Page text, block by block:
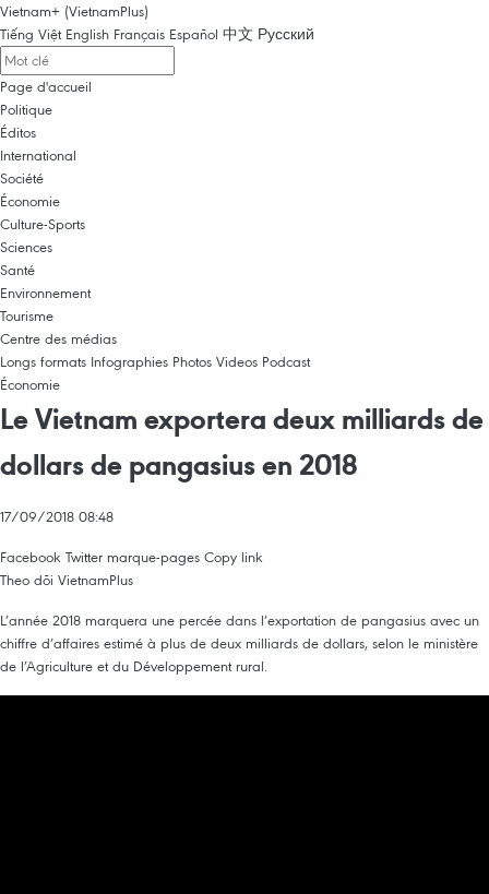
Vietnam+ (VietnamPlus)
Tiếng Việt English Français Español 中文 Русский
Page d'accueil
Politique
Éditos
International
Société
Économie
Culture-Sports
Sciences
Santé
Environnement
Tourisme
Centre des médias
Longs formats Infographies Photos Videos Podcast
Économie
Le Vietnam exportera deux milliards de
dollars de pangasius en 2018
17/09/2018 08:48
Facebook Twitter marque-pages Copy link
Theo dõi VietnamPlus
L’année 2018 marquera une percée dans l’exportation de pangasius avec un
chiffre d’affaires estimé à plus de deux milliards de dollars, selon le ministère
de l’Agriculture et du Développement rural.